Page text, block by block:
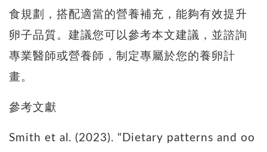
食規劃，搭配適當的營養補充，能夠有效提升
卵子品質。建議您可以參考本文建議，並諮詢
專業醫師或營養師，制定專屬於您的養卵計
畫。
參考文獻
Smith et al. (2023). "Dietary patterns and oo